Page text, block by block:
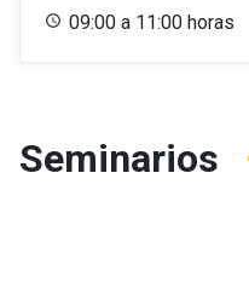
09:00 a 11:00 horas
Seminarios